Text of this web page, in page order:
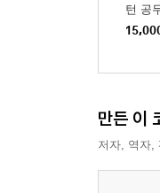
턴 공
기출요
만든 이
저자, 역자,